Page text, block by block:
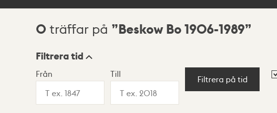
Sökresultat
0 träffar på Beskow Bo 1906-1989
Visningsläge
Filtrera tid
Från Till
Filtrera på tid